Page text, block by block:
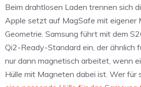
Beim drahtlosen Laden trennen sich
Apple setzt auf MagSafe mit eigener
Geometrie. Samsung führt mit dem
Qi2-Ready-Standard ein, der ähnlich
nur dann magnetisch arbeitet, wenn
Hülle mit Magneten dabei ist. Wer für